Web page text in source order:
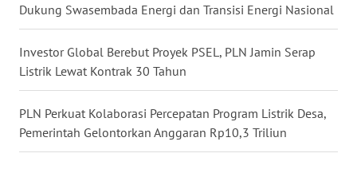
Dukung Swasembada Energi dan Transisi Energi Nasional
Investor Global Berebut Proyek PSEL, PLN Jamin Serap
Listrik Lewat Kontrak 30 Tahun
PLN Perkuat Kolaborasi Percepatan Program Listrik Desa,
Pemerintah Gelontorkan Anggaran Rp10,3 Triliun
WN
WN